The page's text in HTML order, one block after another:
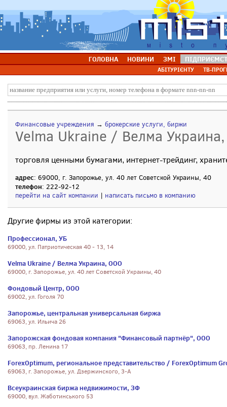
ГОЛОВНА НОВИНИ ЗМІ
АБІТУРІЄНТУ ТВ-
Финансовые учреждения → брокерские услуги, биржи
Velma Ukraine / Велма
торговля ценными бумагами, интернет-трейдинг,
адрес: 69000, г. Запорожье, ул. 40 лет Советской Украины, 40
телефон: 222-92-12
перейти на сайт компании | написать письмо в компанию
Другие фирмы из этой категории:
Профессионал, УБ
69000, ул. Патриотическая 40 - 13, 14
Velma Ukraine / Велма Украина, ООО
69000, г. Запорожье, ул. 40 лет Советской Украины, 40
Фондовый Центр, ООО
69002, ул. Гоголя 70
Запорожье, центральная универсальная биржа
69063, ул. Ильича 26
Запорожская фондовая компания "Финансовый партнёр", ООО
69063, пр. Ленина 17
ForexOptimum, региональное представительство / ForexOptimum
69063, г. Запорожье, ул. Дзержинского, 3-А
Всеукраинская биржа недвижимости, ЗФ
69000, вул. Жаботинського 53